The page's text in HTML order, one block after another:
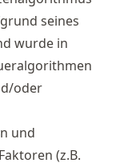
seines
wurde in
oder
und
(z.B.